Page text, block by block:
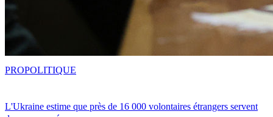
L'Ukraine estime que près de 16 000 volontaires étrangers servent
PROPOLITIQUE